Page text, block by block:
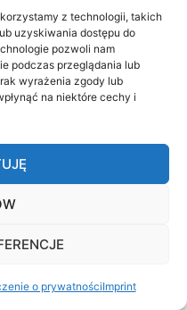
z technologii, takich
uzyskiwania dostępu do
pozwoli nam
podczas przeglądania lub
wyrażenia zgody lub
na niektóre cechy i
o prywatnościImprint